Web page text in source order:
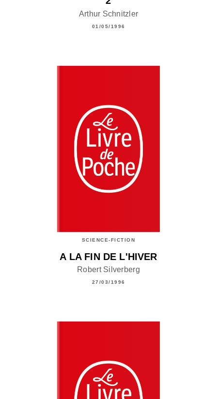
Arthur Schnitzler
01/05/1996
SCIENCE-FICTION
A LA FIN DE L'HIVER
Robert Silverberg
27/03/1996